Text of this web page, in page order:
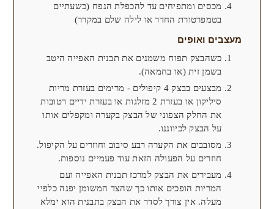
מכסים ומתפיחים עד להכפלת הנפח (כשעתיים
בטמפרטורת החדר או לילה שלם במקרר)
מעצבים ואופים
כשהבצק תפוח משמנים את תבנית האפייה היטב
בשמן זית (או בחמאה).
מבצעים בבצק 4 קיפולים - מרימים בעזרת מריות
סיליקון או בעזרת 2 מזלגות או בעזרת ידיים רטובות
את החלק הצפוני של הבצק בקערה ומקפלים אותו
על הבצק לכיווננו.
מסובבים את הקערה רבע סיבוב וחוזרים על הקיפול.
חוזרים על הפעולה הזאת עוד פעמיים נוספות.
מעבירים את הבצק למרכז תבנית האפייה ועם
המריות הופכים אותו כך שהצד המשומן יפנה כלפיי
מעלה. אין צורך לסדר את הבצק בתבנית הוא ימלא